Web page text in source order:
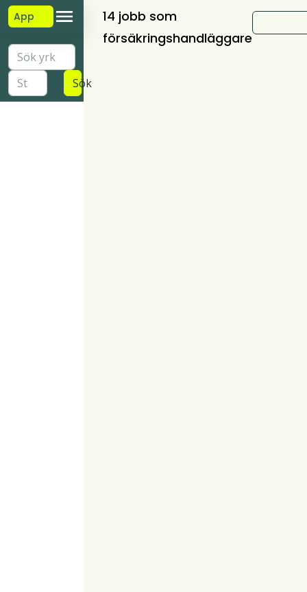
App
Sök
14 jobb som
försäkringshandläggare